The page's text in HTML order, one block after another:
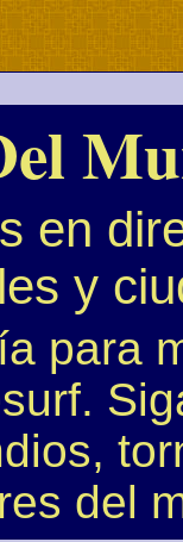
en
y
para
del